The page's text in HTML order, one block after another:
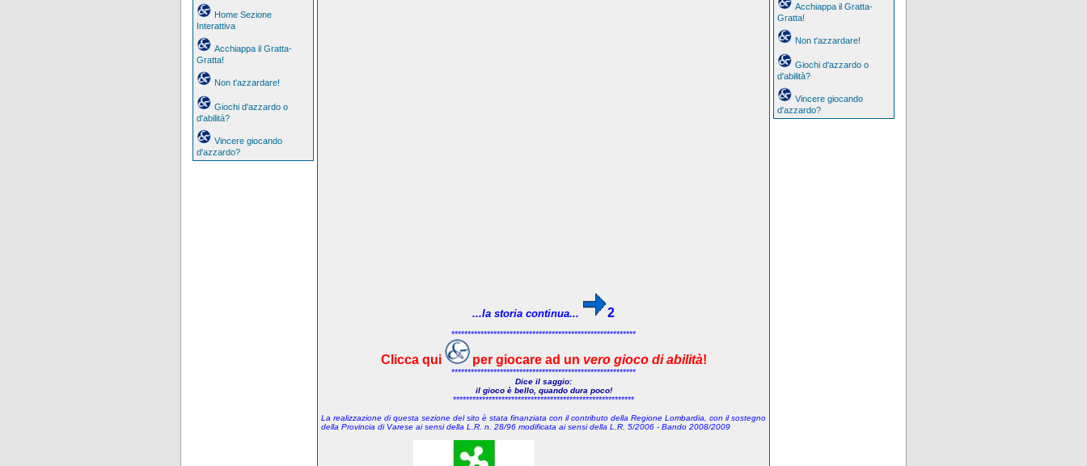
Home Sezione
Interattiva
Acchiappa il Gratta-
Gratta!
Non t'azzardare!
Giochi d'azzardo o
d'abilità?
Vincere giocando
d'azzardo?
...la storia continua... 2
*********************************************************
Clicca qui per giocare ad un vero gioco di abilità!
*********************************************************
Dice il saggio:
il gioco è bello, quando dura poco!
********************************************************
La realizzazione di questa sezione del sito è stata finanziata con il contributo della Regione Lombardia, con il sostegno
della Provincia di Varese ai sensi della L.R. n. 28/96 modificata ai sensi della L.R. 5/2006 - Bando 2008/2009
Acchiappa il Gratta-
Gratta!
Non t'azzardare!
Giochi d'azzardo o
d'abilità?
Vincere giocando
d'azzardo?